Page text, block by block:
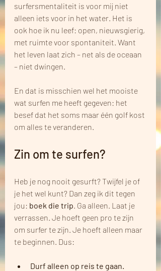
surfersmentaliteit is voor mij niet
alleen iets voor in het water. Het is
ook hoe ik nu leef: open, nieuwsgierig,
met ruimte voor spontaniteit. Want
het leven laat zich – net als de oceaan
– niet dwingen.
En dat is misschien wel het mooiste
wat surfen me heeft gegeven: het
besef dat het soms maar één golf kost
om alles te veranderen.
Zin om te surfen?
Heb je nog nooit gesurft? Twijfel je of
je het wel kunt? Dan zeg ik dit tegen
jou: boek die trip . Ga alleen. Laat je
verrassen. Je hoeft geen pro te zijn
om surfer te zijn. Je hoeft alleen maar
te beginnen. Dus:
Durf alleen op reis te gaan.